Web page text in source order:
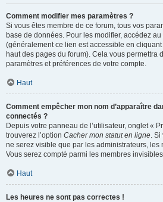
Comment modifier mes paramètres ?
Si vous êtes membre de ce forum, tous vos
base de données. Pour les modifier, accédez au
(généralement ce lien est accessible en cliquant
haut des pages du forum). Cela vous permettra
paramètres et préférences de votre compte.
Haut
Comment empêcher mon nom d’apparaître
connectés ?
Depuis votre panneau de l’utilisateur, onglet «
trouverez l’option Cacher mon statut en ligne. Si
ne serez visible que par les administrateurs, les
Vous serez compté parmi les membres
Haut
Les heures ne sont pas correctes !